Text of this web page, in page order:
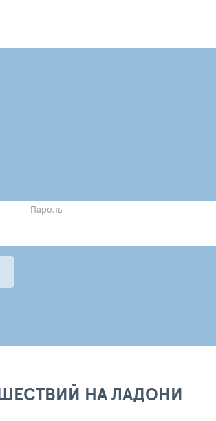
Пароль
НА ЛАДОНИ